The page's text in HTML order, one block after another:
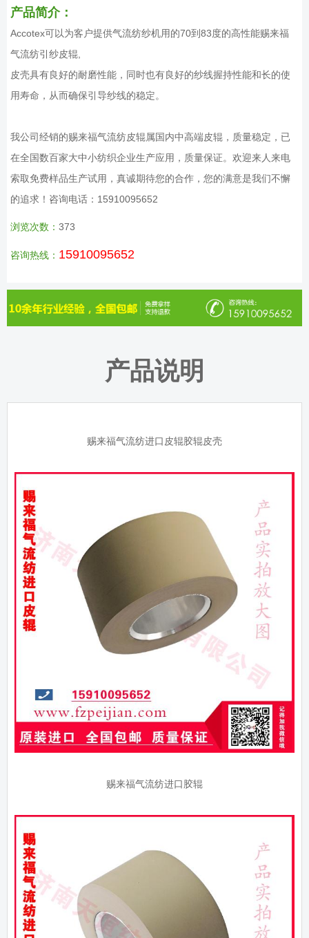
产品简介：
Accotex可以为客户提供气流纺纱机用的70到83度的高性能赐来福
气流纺引纱皮辊,
皮壳具有良好的耐磨性能，同时也有良好的纱线握持性能和长的使
用寿命，从而确保引导纱线的稳定。
我公司经销的赐来福气流纺皮辊属国内中高端皮辊，质量稳定，已
在全国数百家大中小纺织企业生产应用，质量保证。欢迎来人来电
索取免费样品生产试用，真诚期待您的合作，您的满意是我们不懈
的追求！咨询电话：15910095652
浏览次数： 373
咨询热线： 15910095652
产品说明
赐来福气流纺进口皮辊胶辊皮壳
赐来福气流纺进口胶辊